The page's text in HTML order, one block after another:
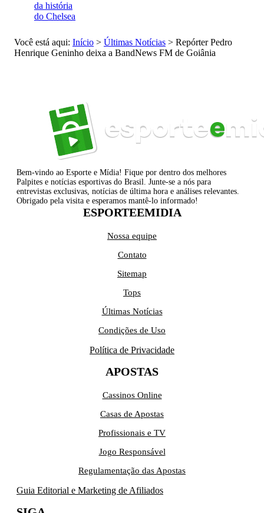
da história
do Chelsea
Você está aqui: Início > Últimas Notícias > Repórter Pedro
Henrique Geninho deixa a BandNews FM de Goiânia
Bem-vindo ao Esporte e Mídia! Fique por dentro dos melhores
Palpites e notícias esportivas do Brasil. Junte-se a nós para
entrevistas exclusivas, notícias de última hora e análises relevantes.
Obrigado pela visita e esperamos mantê-lo informado!
ESPORTEEMIDIA
Nossa equipe
Contato
Sitemap
Tops
Últimas Notícias
Condições de Uso
Política de Privacidade
APOSTAS
Cassinos Online
Casas de Apostas
Profissionais e TV
Jogo Responsável
Regulamentação das Apostas
Guia Editorial e Marketing de Afiliados